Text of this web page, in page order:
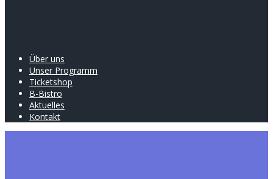
Über uns
Unser Programm
Ticketshop
B-Bistro
Aktuelles
Kontakt